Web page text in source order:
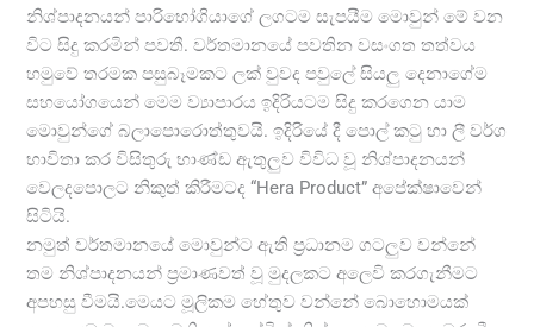
නිශ්පාදනයන් පාරිභෝගියාගේ ලගටම සැපයීම මොවුන් මේ වන
විට සිදු කරමින් පවතී. වර්තමානයේ පවතින වසංගත තත්වය
හමුවේ තරමක පසුබෑමකට ලක් වුවද පවුලේ සියලු දෙනාගේම
සහයෝගයෙන් මෙම ව්‍යාපාරය ඉදිරියටම සිදු කරගෙන යාම
මොවුන්ගේ බලාපොරොත්තුවයි. ඉදිරියේ දී පොල් කටු හා ලී වර්ග
භාවිතා කර විසිතුරු භාණ්ඩ ඇතුලුව විවිධ වූ නිශ්පාදනයන්
වෙලදපොලට නිකුත් කිරීමටද “Hera Product” අපේක්ෂාවෙන්
සිටියි.
නමුත් වර්තමානයේ මොවුන්ට ඇති ප්‍රධානම ගටලුව වන්නේ
තම නිශ්පාදනයන් ප්‍රමාණවත් වූ මුදලකට අලෙවි කරගැනීමට
අපහසු වීමයි.මෙයට මූලිකම හේතුව වන්නේ බොහොමයක්